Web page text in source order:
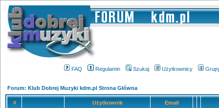
FAQ Regulamin Szukaj Użytkownicy
Forum: Klub Dobrej Muzyki kdm.pl Strona Główna
# Użytkownik Email